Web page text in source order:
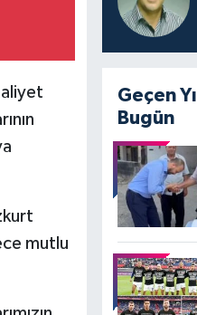
mutlu
Geçen Yıl
Bugün